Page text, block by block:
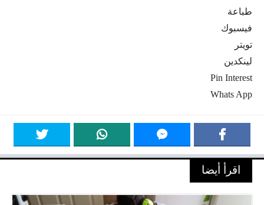
طباعة
فيسبوك
تويتر
لينكدين
Pin Interest
Whats App
اقرأ أيضا